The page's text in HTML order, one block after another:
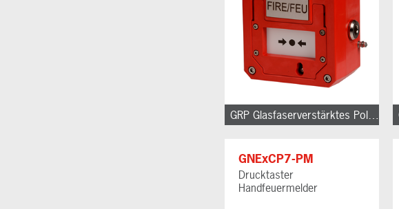
GRP Glasfaserverstärktes Polyester
GNExCP7-PM
Drucktaster
Handfeuermelder